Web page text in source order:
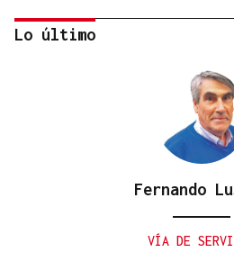
Una nueva tecnología utiliza
Lo último
Fernando
VÍA DE